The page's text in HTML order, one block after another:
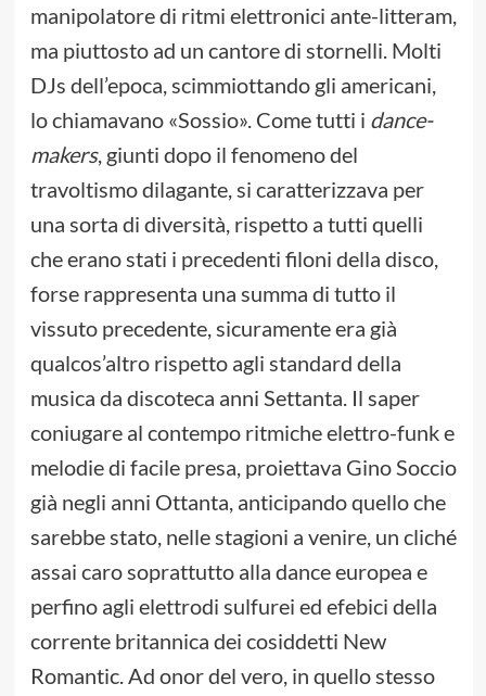
manipolatore di ritmi elettronici ante-litteram,
ma piuttosto ad un cantore di stornelli. Molti
DJs dell’epoca, scimmiottando gli americani,
lo chiamavano «Sossio». Come tutti i dance-
makers, giunti dopo il fenomeno del
travoltismo dilagante, si caratterizzava per
una sorta di diversità, rispetto a tutti quelli
che erano stati i precedenti filoni della disco,
forse rappresenta una summa di tutto il
vissuto precedente, sicuramente era già
qualcos’altro rispetto agli standard della
musica da discoteca anni Settanta. Il saper
coniugare al contempo ritmiche elettro-funk e
melodie di facile presa, proiettava Gino Soccio
già negli anni Ottanta, anticipando quello che
sarebbe stato, nelle stagioni a venire, un cliché
assai caro soprattutto alla dance europea e
perfino agli elettrodi sulfurei ed efebici della
corrente britannica dei cosiddetti New
Romantic. Ad onor del vero, in quello stesso